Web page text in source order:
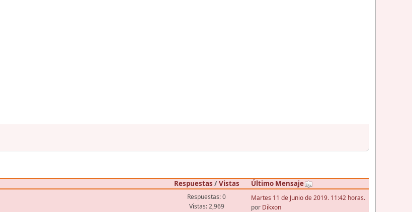
Respuestas /Vistas
Último Mensaje
Respuestas: 0
Vistas: 2,969
Martes 11 de Junio de 2019. 11:42 horas.
por Dikxon